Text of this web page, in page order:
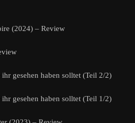
(2024) – Review
gesehen haben solltet (Teil 2/2)
gesehen haben solltet (Teil 1/2)